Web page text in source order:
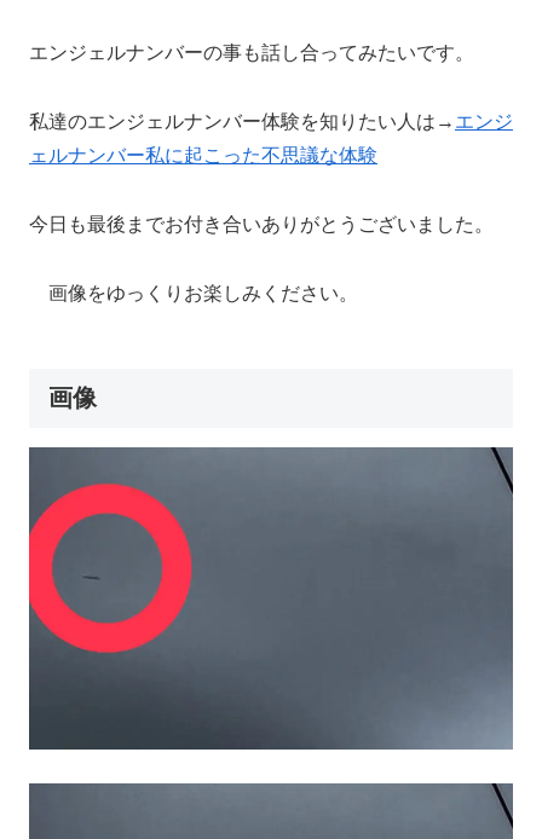
エンジェルナンバーの事も話し合ってみたいです。
私達のエンジェルナンバー体験を知りたい人は→ エンジ
ェルナンバー私に起こった不思議な体験
今日も最後までお付き合いありがとうございました。
画像をゆっくりお楽しみください。
画像